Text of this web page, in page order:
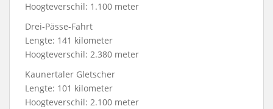
Hoogteverschil: 1.100 meter
Drei-Pässe-Fahrt
Lengte: 141 kilometer
Hoogteverschil: 2.380 meter
Kaunertaler Gletscher
Lengte: 101 kilometer
Hoogteverschil: 2.100 meter